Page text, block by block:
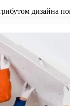
дизайна